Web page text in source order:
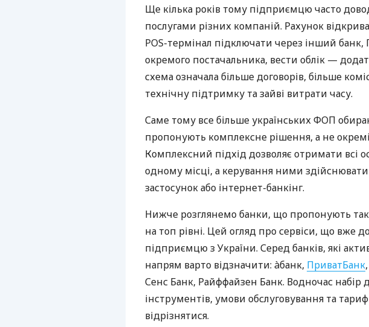
Ще кілька років тому підприємцю часто
послугами різних компаній. Рахунок
POS-термінал підключати через інший
окремого постачальника, вести облік —
схема означала більше договорів, більше
технічну підтримку та зайві витрати часу.
Саме тому все більше українських ФОП
пропонують комплексне рішення, а не
Комплексний підхід дозволяє отримати всі
одному місці, а керування ними
застосунок або інтернет-банкінг.
Нижче розглянемо банки, що пропонують
на топ рівні. Цей огляд про сервіси, що вже
підприємцю з України. Серед банків, які
напрям варто відзначити: àбанк, ПриватБанк
Сенс Банк, Райффайзен Банк. Водночас набір
інструментів, умови обслуговування та
відрізнятися.